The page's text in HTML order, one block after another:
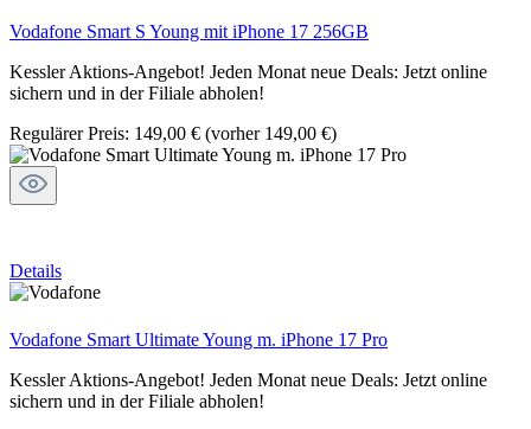
Vodafone Smart S Young mit iPhone 17 256GB
Kessler Aktions-Angebot! Jeden Monat neue Deals: Jetzt online
sichern und in der Filiale abholen!
Regulärer Preis: 149,00 € (vorher 149,00 €)
Details
Vodafone Smart Ultimate Young m. iPhone 17 Pro
Kessler Aktions-Angebot! Jeden Monat neue Deals: Jetzt online
sichern und in der Filiale abholen!